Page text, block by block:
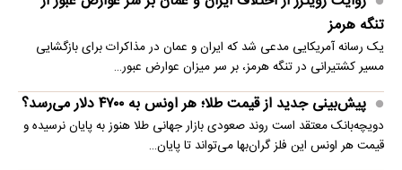
تنگه هرمز
یک رسانه آمریکایی مدعی شد که ایران و عمان در مذاکرات برای بازگشایی
مسیر کشتیرانی در تنگه هرمز، بر سر میزان عوارض عبور…
پیش‌بینی جدید از قیمت طلا؛ هر اونس به ۴۷۰۰ دلار می‌رسد؟
دویچه‌بانک معتقد است روند صعودی بازار جهانی طلا هنوز به پایان نرسیده و
قیمت هر اونس این فلز گران‌بها می‌تواند تا پایان…